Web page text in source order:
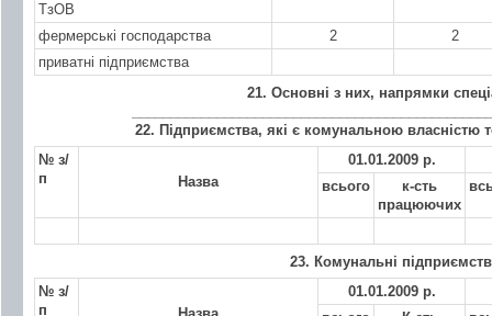
ТзОВ
фермерські господарства
2
2
приватні підприємства
21. Основні з них, напрямки
22. Підприємства, які є комунальною власністю
№ з/
п
Назва
01.01.2009 р.
всього
к-сть
працюючих
23. Комунальні
№ з/
п
01.01.2009 р.